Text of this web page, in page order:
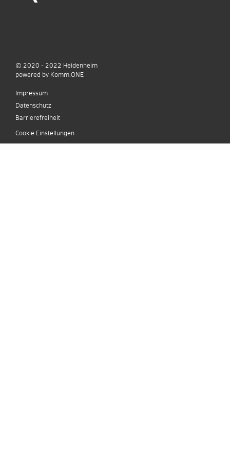
© 2020 - 2022 Heidenheim
powered by Komm.ONE
Impressum
Datenschutz
Barrierefreiheit
Cookie Einstellungen